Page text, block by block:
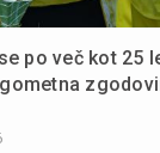
po več kot 25